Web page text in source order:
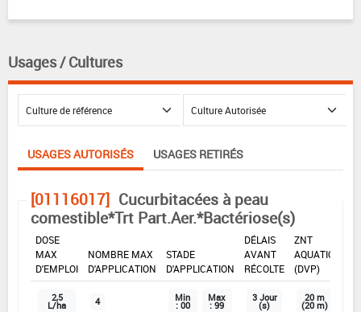
Usages / Cultures
USAGES AUTORISÉS USAGES RETIRÉS
[01116017] Cucurbitacées à peau
comestible*Trt Part.Aer.*Bactériose(s)
DOSE
MAX
D'EMPLOI
NOMBRE MAX
D'APPLICATION
STADE
D'APPLICATION
DÉLAIS
AVANT
RÉCOLTE
ZNT
AQUATIQUE
(DVP)
2,5
L/ha 4 Min
: 00
Max
: 99
3 Jour
(s)
20 m
(20 m)